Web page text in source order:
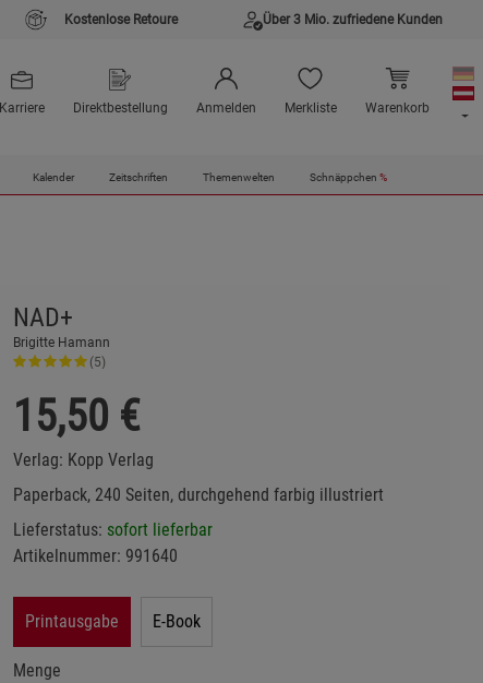
Kostenlose Retoure Über 3 Mio. zufriedene Kunden
Karriere Direktbestellung Anmelden Merkliste Warenkorb
Kalender Zeitschriften Themenwelten Schnäppchen %
NAD+
Brigitte Hamann
(5)
15,50 €
Verlag: Kopp Verlag
Paperback, 240 Seiten, durchgehend farbig illustriert
Lieferstatus: sofort lieferbar
Artikelnummer: 991640
Printausgabe E-Book
Menge